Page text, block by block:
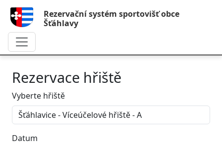
Rezervační systém sportovišť obce
Šťáhlavy
Rezervace hřiště
Vyberte hřiště
Datum